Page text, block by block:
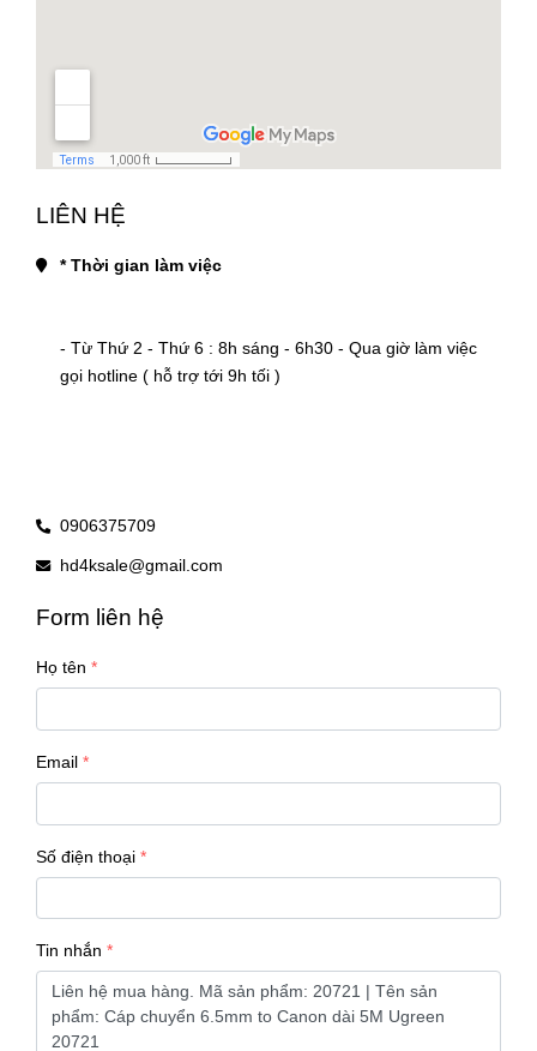
LIÊN HỆ
* Thời gian làm việc
- Từ Thứ 2 - Thứ 6 : 8h sáng - 6h30 - Qua giờ làm việc
gọi hotline ( hỗ trợ tới 9h tối )
0906375709
hd4ksale@gmail.com
Form liên hệ
Họ tên
Email
Số điện thoại
Tin nhắn